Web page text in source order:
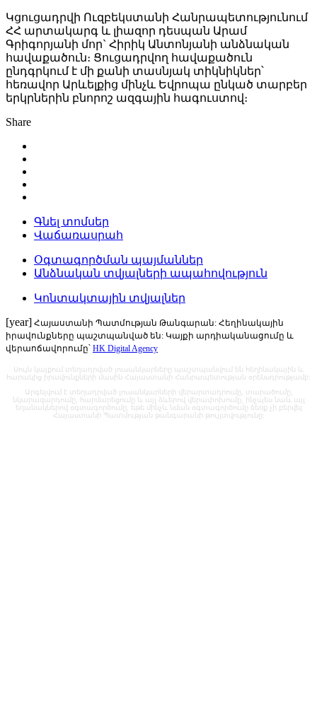
Կցուցադրվի Ուզբեկստանի Հանրապետությունում
ՀՀ արտակարգ և լիազոր դեսպան Արամ
Գրիգորյանի մոր` Հիրիկ Անտոնյանի անձնական
հավաքածուն։ Ցուցադրվող հավաքածուն
ընդգրկում է մի քանի տասնյակ տիկնիկներ՝
հեռավոր Արևելքից մինչև Եվրոպա ընկած տարբեր
երկրներին բնորոշ ազգային հագուստով։
Share
Գնել տոմսեր
Վաճառասրահ
Օգտագործման պայմաններ
Անձնական տվյալների ապահովություն
Կոնտակտային տվյալներ
[year] Հայաստանի Պատմության Թանգարան: Հեղինակային
իրավունքները պաշտպանված են: Կայքի արդիականացումը և
վերաոճավորումը՝ HK Digital Agency
Սույն կայքում տեղադրված լուսանկարները պաշտպանվում են հեղինակային և
հարակից իրավունքների մասին Հայաստանի Հանրապետության օրենսդրությամբ:
Արգելվում է տեղադրված լուսանկարների վերարտադրումը, տարածումը,
նկարազարդումը, հարմարեցումը և այլ ձևերով վերափոխումը, ինչպես նաև այլ
եղանակներով օգտագործումը, եթե մինչև նման օգտագործումը ձեռք չի բերվել
Հայաստանի Պատմության թանգարանի թույլտվությունը: